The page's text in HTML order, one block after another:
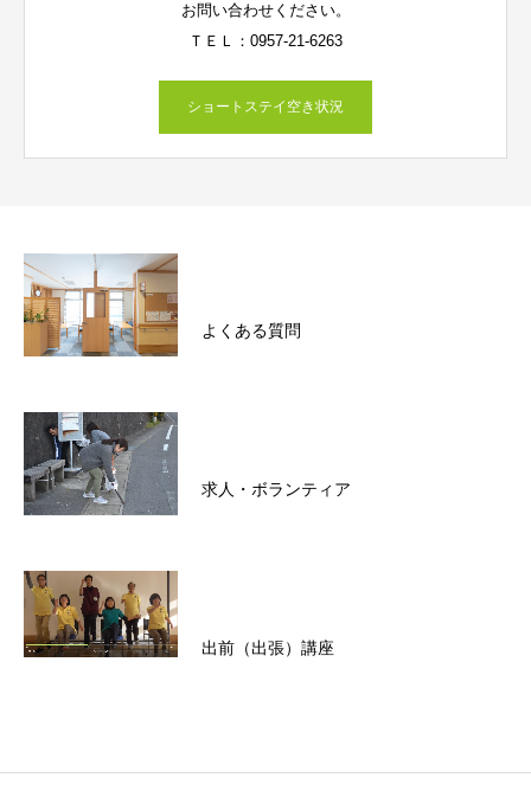
お問い合わせください。
ＴＥＬ：0957-21-6263
ショートステイ空き状況
よくある質問
求人・ボランティア
出前（出張）講座